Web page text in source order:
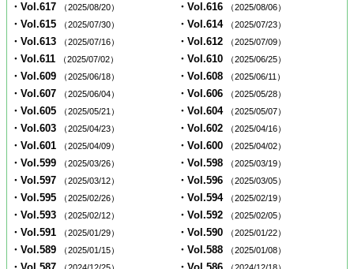
・Vol.617 （2025/08/20） ・Vol.616 （2025/08/06）
・Vol.615 （2025/07/30） ・Vol.614 （2025/07/23）
・Vol.613 （2025/07/16） ・Vol.612 （2025/07/09）
・Vol.611 （2025/07/02） ・Vol.610 （2025/06/25）
・Vol.609 （2025/06/18） ・Vol.608 （2025/06/11）
・Vol.607 （2025/06/04） ・Vol.606 （2025/05/28）
・Vol.605 （2025/05/21） ・Vol.604 （2025/05/07）
・Vol.603 （2025/04/23） ・Vol.602 （2025/04/16）
・Vol.601 （2025/04/09） ・Vol.600 （2025/04/02）
・Vol.599 （2025/03/26） ・Vol.598 （2025/03/19）
・Vol.597 （2025/03/12） ・Vol.596 （2025/03/05）
・Vol.595 （2025/02/26） ・Vol.594 （2025/02/19）
・Vol.593 （2025/02/12） ・Vol.592 （2025/02/05）
・Vol.591 （2025/01/29） ・Vol.590 （2025/01/22）
・Vol.589 （2025/01/15） ・Vol.588 （2025/01/08）